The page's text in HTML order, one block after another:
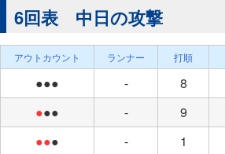
6回表 中日の攻撃
アウトカウント ランナー 打順
●●● - 8
●●● - 9
●●● - 1